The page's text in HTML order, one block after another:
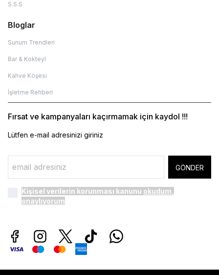
S.S.S
Bloglar
Sunum Trendleri
Bar & Kokteyl
Kahve Köşesi
İşletme Rehberi
Fırsat ve kampanyaları kaçırmamak için kaydol !!!
Lütfen e-mail adresinizi giriniz
GÖNDER
Kişisel verilerin korunması kanunu okudum,
onaylıyorum